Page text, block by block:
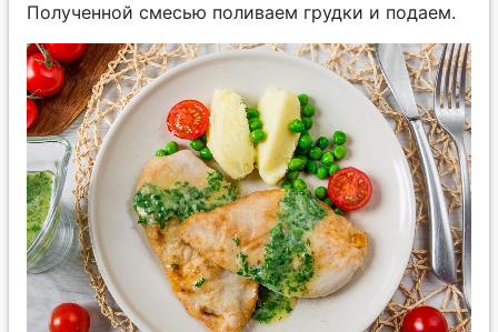
Полученной смесью поливаем грудки и подаем.